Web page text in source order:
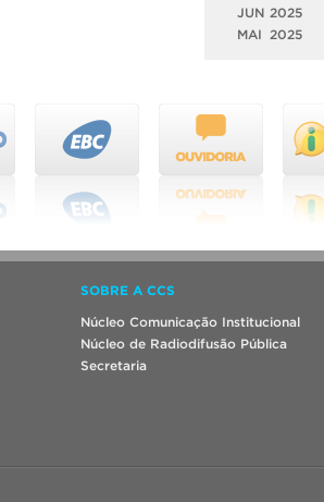
JUN 2025
MAI
2025
SOBRE A CCS
Núcleo Comunicação Institucional
Núcleo de Radiodifusão Pública
Secretaria